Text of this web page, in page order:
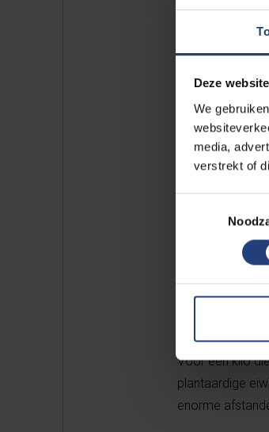
Deze
We
media,
verstrekt of
Klein,
De groep met
Dagen
loopt vanaf 10
Van alle
lagere
Voor een kilo
plantaardige
enorme